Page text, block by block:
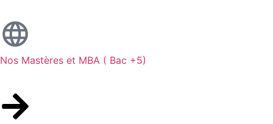
Nos Mastères et MBA ( Bac +5)